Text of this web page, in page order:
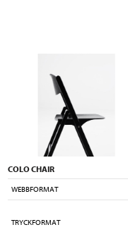
COLO CHAIR
WEBBFORMAT
TRYCKFORMAT